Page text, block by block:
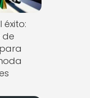
éxito:
de